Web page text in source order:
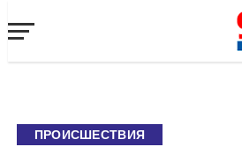
ПРОИСШЕСТВИЯ